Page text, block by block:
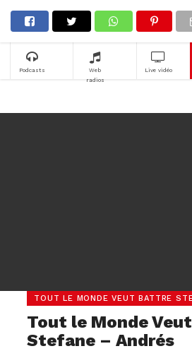
Podcasts
Web
radios
Live vidéo
TOUT LE MONDE VEUT BATTRE
Tout le Monde
Stefane – Andrés